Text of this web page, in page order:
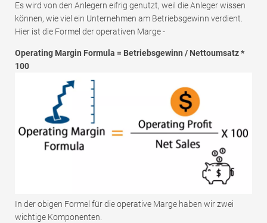
Es wird von den Anlegern eifrig genutzt, weil die Anleger wissen
können, wie viel ein Unternehmen am Betriebsgewinn verdient.
Hier ist die Formel der operativen Marge -
Operating Margin Formula = Betriebsgewinn / Nettoumsatz *
100
In der obigen Formel für die operative Marge haben wir zwei
wichtige Komponenten.